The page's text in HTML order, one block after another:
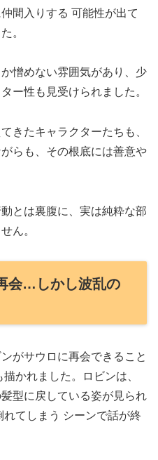
間入りする 可能性が出て
。
憎めない雰囲気があり、少
ー性も見受けられました。
きたキャラクターたちも、
らも、その根底には善意や
とは裏腹に、実は純粋な部
ん。
会…しかし波乱の
がサウロに再会できること
かれました。ロビンは、
型に戻している姿が見られ
てしまう シーンで話が終